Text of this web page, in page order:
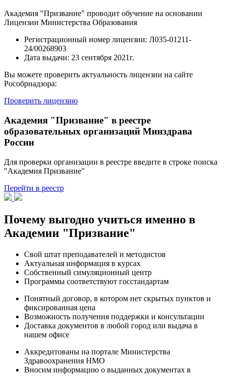
Академия "Призвание" проводит обучение на основании
Лицензии Министерства Образования
Регистрационный номер лицензии: Л035-01211-
24/00268903
Дата выдачи: 23 сентября 2021г.
Вы можете проверить актуальность лицензии на сайте
Рособрнадзора:
Проверить лицензию
Академия "Призвание" в реестре
образовательных организаций Минздрава
России
Для проверки организации в реестре введите в строке поиска
"Академия Призвание"
Перейти в реестр
Почему выгодно учиться именно в
Академии "Призвание"
Свой штат преподавателей и методистов
Актуальная информация в курсах
Собственный симуляционный центр
Программы соответствуют госстандартам
Понятный договор, в котором нет скрытых пунктов и
фиксированная цена
Возможность получения поддержки и консультации
Доставка документов в любой город или выдача в
нашем офисе
Аккредитованы на портале Министерства
Здравоохранения НМО
Вносим информацию о выданных документах в